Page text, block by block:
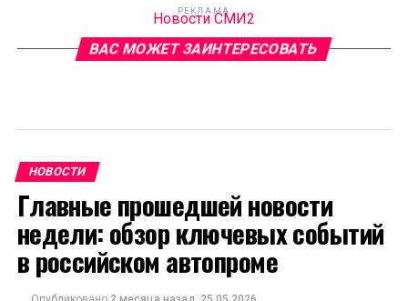
РЕКЛАМА
Новости СМИ2
ВАС МОЖЕТ ЗАИНТЕРЕСОВАТЬ
НОВОСТИ
Главные прошедшей новости
недели: обзор ключевых событий
в российском автопроме